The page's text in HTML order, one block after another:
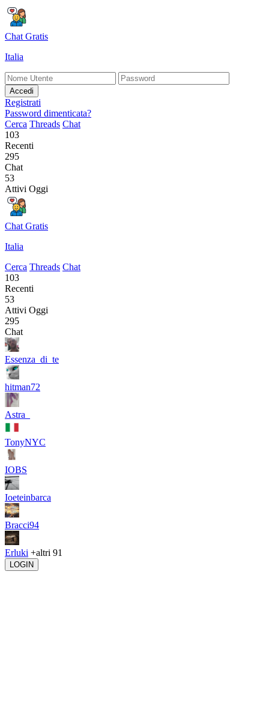
Chat Gratis
Italia
Accedi
Registrati
Password dimenticata?
Cerca Threads Chat
103
Recenti
295
Chat
53
Attivi Oggi
Chat Gratis
Italia
Cerca Threads Chat
103
Recenti
53
Attivi Oggi
295
Chat
Essenza_di_te
hitman72
Astra_
TonyNYC
IOBS
Ioeteinbarca
Bracci94
Erluki +altri 91
LOGIN